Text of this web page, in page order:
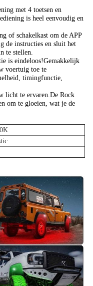
met 4 toetsen en
is heel eenvoudig en
of schakelkast om de APP
de instructies en sluit het
te stellen.
is eindeloos!Gemakkelijk
voertuig toe te
timingfunctie,
licht te ervaren.De Rock
om te gloeien, wat je de